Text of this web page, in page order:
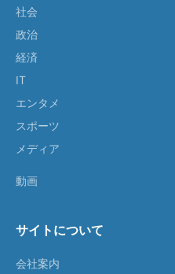
社会
政治
経済
IT
エンタメ
スポーツ
メディア
動画
サイトについて
会社案内